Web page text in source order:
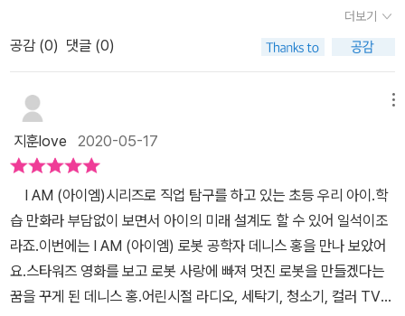
요 ​​​​
처럼 언제나 도전하는 마음도 놓치면 안되겠다는 콩군의 말에 감동도
받아 봅니다.^^로봇 공학자인 데니스 홍 박사님의 많은 이야기가 궁
금하다면 책 속으로 고고!! ㅎㅎ데니스 홍 박사님의 이야기를 따라 '로
봇 공학자'라는 직업에 대해 더욱 재미있게 알아보기 위해서, <미래
용을 한 번 더 기억해보고, 그림을 보고 로봇 이름도 맞춰보고, 책 속
이야기들을 통해 내가 하고 싶은 로봇과 관련된 이야기를 적어 볼 수
도 있답니다. [ I AM(아이엠) 데니스 홍 ] 책을 구입하면 초판 한정으
로 《로봇 설계 노트》를 득템할 수 있답니다.만들고 싶은 로봇이 생겼
을 때, 로봇의 주요 기능과 필요한 기술이나 재료, 설계도 등을 생각해
적어보면서나만의 로봇 포트폴리오를 채워나갈 수 있는 유용한 노트
네요.콩군도 머릿속으로 상상만 해봤던 로봇들을 이 노트에 차근히
들 다 함께 힘을 모아서 그 과제를 이루어 나가는 모습들이 정말 보기
좋았어요.​아메바 로봇에서 스스로 판단하여 움직이는 로봇까지 정말
멋진 로봇들을 많이 만들었지만그 중 저는 시각장애인이 직접 운전을
할 수 있게 한 자동차를 만들어 나가는 과정이 정말 감동적이었어요.
정말 어려운 과제였기에 만들어 나가는 과정도 무척 힘들었지만주위
로부터의 공격도 정말 만만찮은 과정이었어요.하지만 시각장애인 친
구와 함께(이 프로젝트를 시작하면서 친구가 되었답니다) 열심히 작
업을 하여시각 장애인이 정말 멋진 운전자가 되어 대회에 참가하고
멋지게 해내었을때이 프로젝트를 주관한 모든 사람들이 눈물을 훔치
고, 운전을 한 시각 장애인이 데니스를 찾을때저도 모르게 읽으면서
왈칵 눈물이 났어요.기술이 발달하면서 정말 멋진 기술들에 찬탄을
보내면서도 인간성의 상실에 대한 고민을 하지 않을 수 없는데요,데
로봇인 휴머노이드 로봇을 만들고, 로보컵 대회에서 우승하게 됩니
다. 과학에 관해서라면 너무나 궁금한게 많고 열심히 노력했던 그는
을 듯합니다. 꿈은 꾸는 자만이 이룰 수 있듯이 자신의 생각을 적어본
다면 꿈이 아닌 현실로 다가 올 날이 있을 듯하네요. 데니스 홍을
보며 꿈을 꾸는 자는 자신의 꿈을 현실로 이룰 수 있다는 것을 알려줍
니다. 하지만 이를 위해서는 반드시 노력을 해야 한다는 것을 알려주
는 책이었습니다. 아이들은 간혹 지금의 상황을 보고 멋있다고 하지
만 그가 성장하는 과정의 힘든 것에 대해서는 알려고 하지 않죠. 하지
만 이번 책을 보면서 로봇공학자로 이름난 데니스 홍도 많은 실패 속
에서 지금의 그를 알 수 있게 해주어 결과가 아닌 과정의 중요성에 대
*자신의 일을 좋아하고 즐기는 사람이 모든 것을 지닌 분이 데니스
홍박사님이시다♡☆차가운 금속으로 인간을 위한 따뜻한 기술을 개
발해서 사람들을 행복하게 하는 일!☆저항이 있다는 건 세상을 바꾸
고 있다는 증거!☆데니스 홍박사님과 함께 하는 연구진들이 어려운
일이 있을 때 헤쳐나가는 모습이 잘 표현되어 있었다.아이들에게 같
은 상황시 포기하지 않고 도전하는데 도움이 될 수 있을 것 같았다.☆
로봇에 관심 많은 미래 로봇공학자 친구들뿐만 아니라 과학,수학 좋
아하는 친구들등등 동기부여 필요한 친구들 함께 읽어보아요♡#도서
협찬#주니어RHK#아이엠데니스홍#아이엠시리즈#데니스홍#어린
이책#어린이책추천#초등책추천#학습만화#장래희망
더보기
공감 (0) 댓글 (0)
지훈love 2020-05-17
I AM (아이엠)시리즈로 직업 탐구를 하고 있는 초등 우리 아이.학
습 만화라 부담없이 보면서 아이의 미래 설계도 할 수 있어 일석이조
라죠.이번에는 I AM (아이엠) 로봇 공학자 데니스 홍을 만나 보았어
요.스타워즈 영화를 보고 로봇 사랑에 빠져 멋진 로봇을 만들겠다는
꿈을 꾸게 된 데니스 홍.어린시절 라디오, 세탁기, 청소기, 컬러 TV